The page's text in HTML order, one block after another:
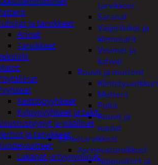
tarvikkeet
Saranat
Vaijerilukot ja
klemmarit
Vetimet ja
kahvat
Ruuvit ja mutterit
Mutterit
Pultit
Ruuvit ja
naulat
Sähkötarvikkeet
Asennustarvikkeet
Nippusiteet ja
ja tarvikkeet
Arinat
Tarvikkeet
Keittiöpyyhkeet
Kylpypyyhkeet ja takit
ja päälliset
ja tarvikkeet
Lakanat ja tyynynlinat